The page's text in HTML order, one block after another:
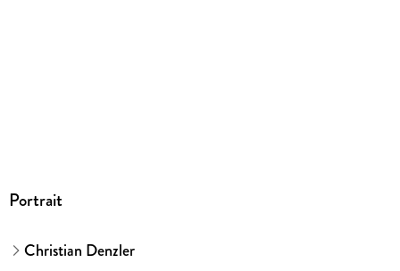
2. 2 . . . Zutaten . . . 36
Portrait
Christian Denzler